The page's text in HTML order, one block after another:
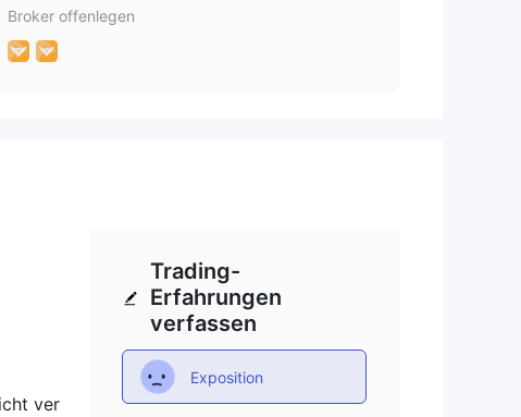
Broker offenlegen
ver
Trading-
Erfahrungen
verfassen
Exposition